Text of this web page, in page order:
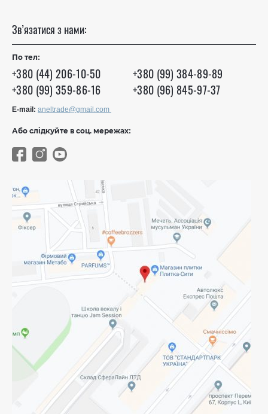
Зв’язатися з нами:
По тел:
+380 (44) 206-10-50
+380 (99) 384-89-89
+380 (99) 359-86-16
+380 (96) 845-97-37
E-mail: aneltrade@gmail.com
Або слідкуйте в соц. мережах: